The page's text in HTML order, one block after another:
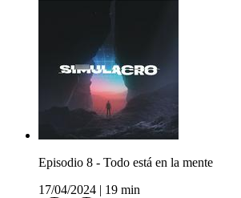
Episodio 8 - Todo está en la mente
17/04/2024
19 min